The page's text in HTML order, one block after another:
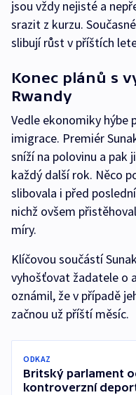
jsou vždy nejisté a
srazit z kurzu.
slibují růst v příštích
Konec plánů s
Rwandy
Vedle ekonomiky hýbe
imigrace. Premiér
sníží na polovinu a pak
každý další rok. Něco
slibovala i před
nichž ovšem
míry.
Klíčovou součástí
vyhošťovat žadatele o
oznámil, že v případě
začnou už příští měsíc.
ODKAZ
Britský parlament
kontroverzní